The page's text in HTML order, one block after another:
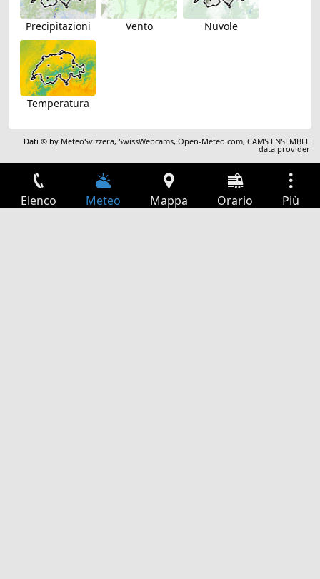
Precipitazioni Vento Nuvole
Temperatura
Dati © by MeteoSvizzera,SwissWebcams,Open-Meteo.com,CAMS ENSEMBLE
data provider
Elenco Meteo Mappa Orario Più